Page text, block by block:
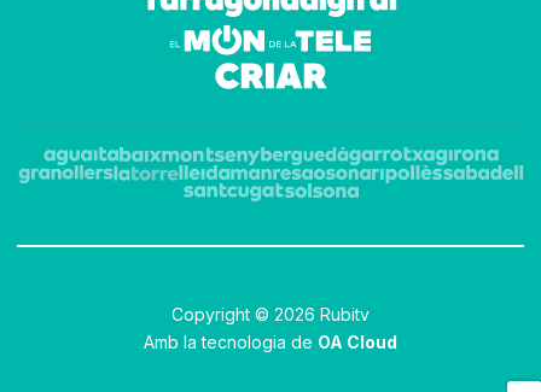
Copyright © 2026 Rubitv
Amb la tecnologia de OA Cloud